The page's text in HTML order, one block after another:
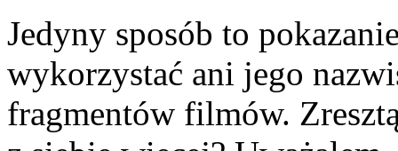
Jedyny sposób to
wykorzystać ani jego
fragmentów filmów.